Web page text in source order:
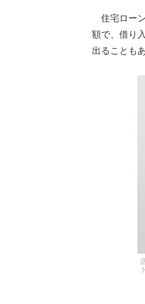
住宅ロー
額で、借り
出ることも